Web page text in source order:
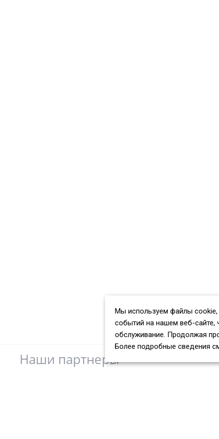
Наши партнеры
Мы используем файлы cookie,
событий на нашем веб-сайте,
обслуживание. Продолжая
Более подробные сведения